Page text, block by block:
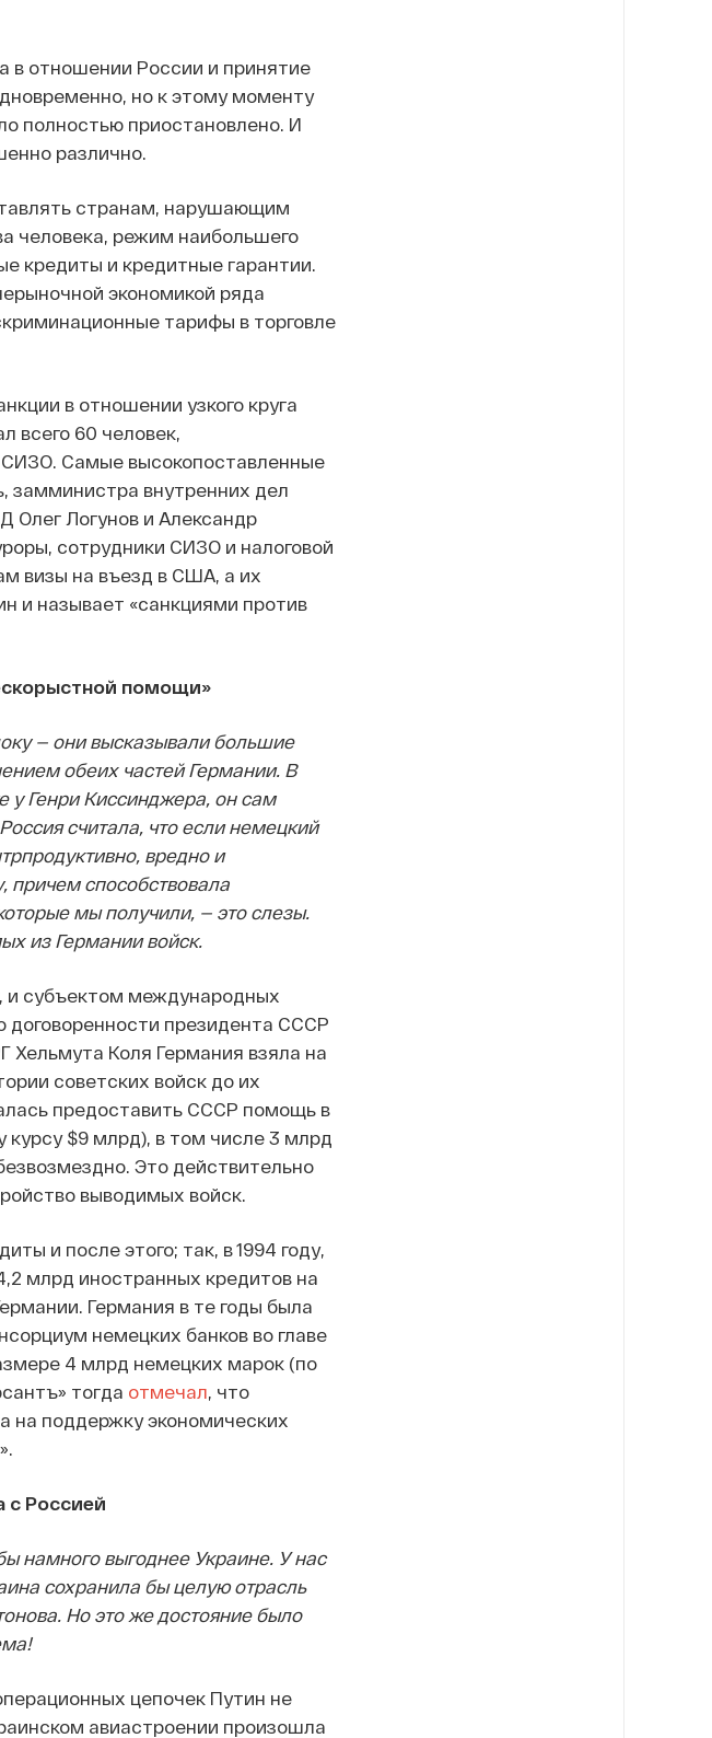
в отношении России и принятие
но к этому моменту
полностью приостановлено. И
различно.
странам, нарушающим
человека, режим наибольшего
кредиты и кредитные гарантии.
экономикой ряда
тарифы в торговле
в отношении узкого круга
всего 60 человек,
Самые высокопоставленные
замминистра внутренних дел
Олег Логунов и Александр
сотрудники СИЗО и налоговой
визы на въезд в США, а их
и называет «санкциями против
помощи»
— они высказывали большие
обеих частей Германии. В
Генри Киссинджера, он сам
считала, что если немецкий
вредно и
причем способствовала
мы получили, — это слезы.
из Германии войск.
и субъектом международных
президента СССР
Хельмута Коля Германия взяла на
советских войск до их
предоставить СССР помощь в
$9 млрд), в том числе 3 млрд
Это действительно
выводимых войск.
и после этого; так, в 1994 году,
млрд иностранных кредитов на
Германия в те годы была
немецких банков во главе
4 млрд немецких марок (по
тогда отмечал, что
на поддержку экономических
с Россией
намного выгоднее Украине. У нас
сохранила бы целую отрасль
Но это же достояние было
цепочек Путин не
авиастроении произошла